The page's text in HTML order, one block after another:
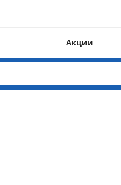
Акции